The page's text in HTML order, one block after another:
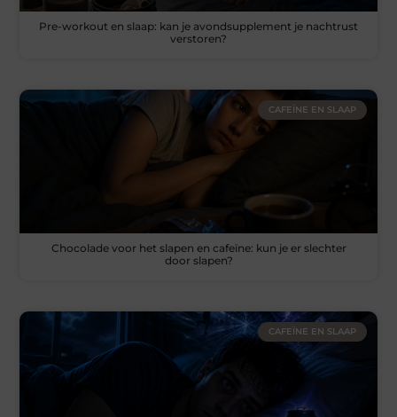
Pre-workout en slaap: kan je avondsupplement je nachtrust
verstoren?
CAFEÏNE EN SLAAP
Chocolade voor het slapen en cafeïne: kun je er slechter
door slapen?
CAFEÏNE EN SLAAP